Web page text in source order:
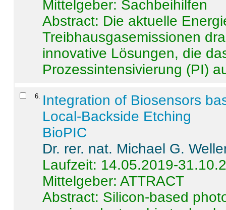
Mittelgeber: Sachbeihilfen
Abstract: Die aktuelle
Treibhausgasemissionen
innovative Lösungen, die
Prozessintensivierung (PI)
6
Integration of Biosensors
Local-Backside Etching
BioPIC
Dr. rer. nat. Michael G.
Laufzeit: 14.05.2019-
Mittelgeber: ATTRACT
Abstract: Silicon-based